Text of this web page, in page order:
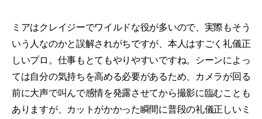
ミアはクレイジーでワイルドな役が多いので、実際もそう
いう人なのかと誤解されがちですが、本人はすごく礼儀正
しいプロ。仕事もとてもやりやすいですね。シーンによっ
ては自分の気持ちを高める必要があるため、カメラが回る
前に大声で叫んで感情を発露させてから撮影に臨むことも
ありますが、カットがかかった瞬間に普段の礼儀正しいミ